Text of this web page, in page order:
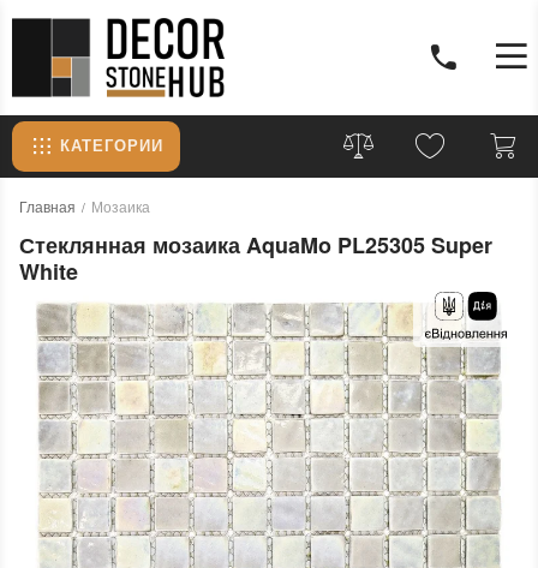
КАТЕГОРИИ
Главная Мозаика
Стеклянная мозаика AquaMo PL25305 Super
White